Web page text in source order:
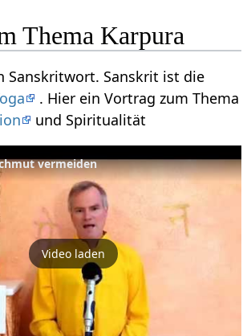
Thema Karpura
Sanskritwort. Sanskrit ist die
. Hier ein Vortrag zum Thema
und Spiritualität
vermeiden
Video laden